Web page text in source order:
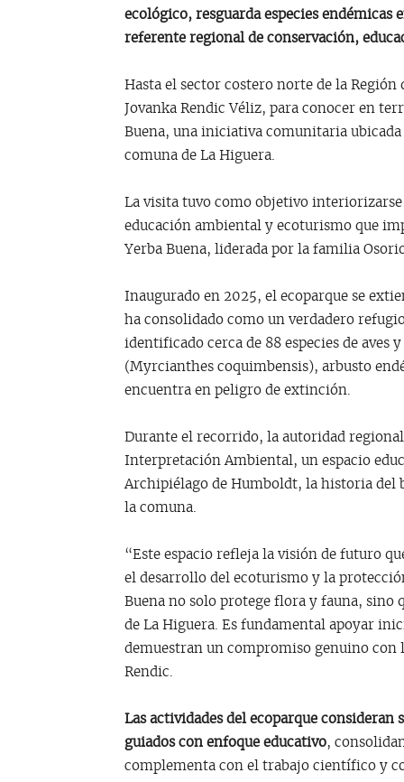
ecológico, resguarda especies
referente regional de conservación,
Hasta el sector costero norte de la
Jovanka Rendic Véliz, para conocer en
Buena, una iniciativa comunitaria
comuna de La Higuera.
La visita tuvo como objetivo interiorizarse
educación ambiental y ecoturismo que
Yerba Buena, liderada por la familia
Inaugurado en 2025, el ecoparque se
ha consolidado como un verdadero
identificado cerca de 88 especies de aves
(Myrcianthes coquimbensis), arbusto
encuentra en peligro de extinción.
Durante el recorrido, la autoridad
Interpretación Ambiental, un espacio
Archipiélago de Humboldt, la historia del
la comuna.
“Este espacio refleja la visión de futuro
el desarrollo del ecoturismo y la
Buena no solo protege flora y fauna,
de La Higuera. Es fundamental apoyar
demuestran un compromiso genuino con
Rendic.
Las actividades del ecoparque
guiados con enfoque educativo,
complementa con el trabajo científico y